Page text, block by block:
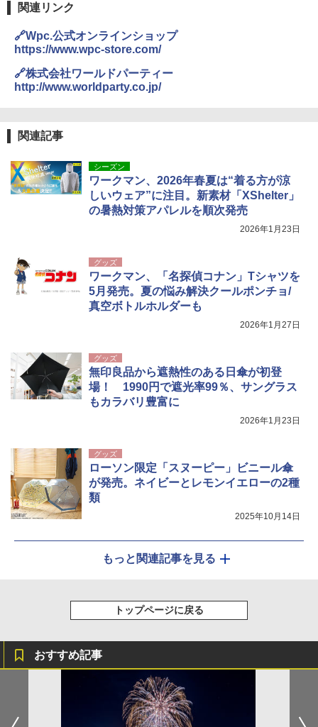
関連リンク
🔗Wpc.公式オンラインショップ
https://www.wpc-store.com/
🔗株式会社ワールドパーティー
http://www.worldparty.co.jp/
関連記事
シーズン
ワークマン、2026年春夏は“着る方が涼
しいウェア”に注目。新素材「XShelter」
の暑熱対策アパレルを順次発売
2026年1月23日
グッズ
ワークマン、「名探偵コナン」Tシャツを
5月発売。夏の悩み解決クールポンチョ/
真空ボトルホルダーも
2026年1月27日
グッズ
無印良品から遮熱性のある日傘が初登
場！ 1990円で遮光率99％、サングラス
もカラバリ豊富に
2026年1月23日
グッズ
ローソン限定「スヌーピー」ビニール傘
が発売。ネイビーとレモンイエローの2種
類
2025年10月14日
もっと関連記事を見る
トップページに戻る
おすすめ記事